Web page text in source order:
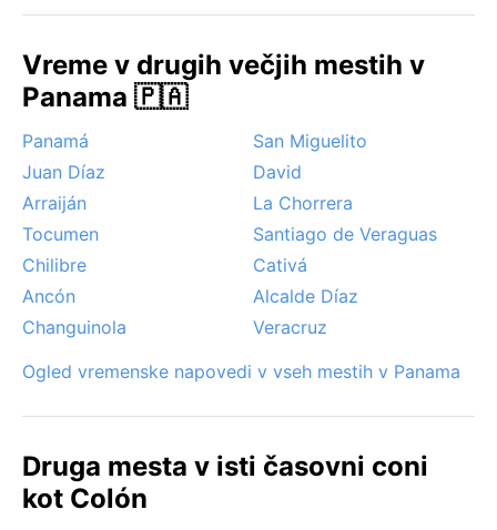
redkejše in sonce pogostejše. V deževni sezoni so
Panama leži izven glavnega pasu orkanov, lahko
tropske nevihte v Karibih povzročijo obilno deževje in
Značilen je tudi pojav »chubascos« – nenadnih
močnih ploh, ki poskrbijo za dramatično, a
kratkotrajno osvežitev.
Vreme v drugih večjih mestih v
Panama 🇵🇦
Panamá
San Miguelito
Juan Díaz
David
Arraiján
La Chorrera
Tocumen
Santiago de Veraguas
Chilibre
Cativá
Ancón
Alcalde Díaz
Changuinola
Veracruz
Ogled vremenske napovedi v vseh mestih v Panama
Druga mesta v isti časovni coni
kot Colón